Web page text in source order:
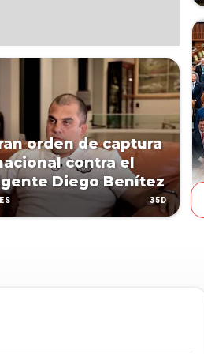
orden de captura
contra el
Diego Benítez
35D